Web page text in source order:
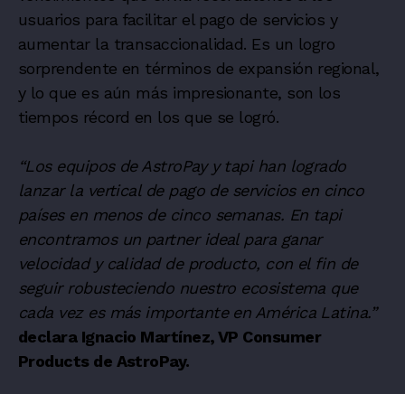
usuarios para facilitar el pago de servicios y
aumentar la transaccionalidad. Es un logro
sorprendente en términos de expansión regional,
y lo que es aún más impresionante, son los
tiempos récord en los que se logró.
“Los equipos de AstroPay y tapi han logrado
lanzar la vertical de pago de servicios en cinco
países en menos de cinco semanas. En tapi
encontramos un partner ideal para ganar
velocidad y calidad de producto, con el fin de
seguir robusteciendo nuestro ecosistema que
cada vez es más importante en América Latina.”
declara Ignacio Martínez, VP Consumer
Products de AstroPay.